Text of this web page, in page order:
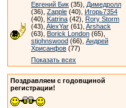
Евгений Бик (35), Димедролл
(36), Zapple (40), Игорь7354
(40), Katrina (42), Rory Storm
(43), AlexYar (61), Arshack
(63), Borick London (65),
stjohnswood (66), Андрей
Хрисанфов (77)
Показать всех
Поздравляем с годовщиной
регистрации!